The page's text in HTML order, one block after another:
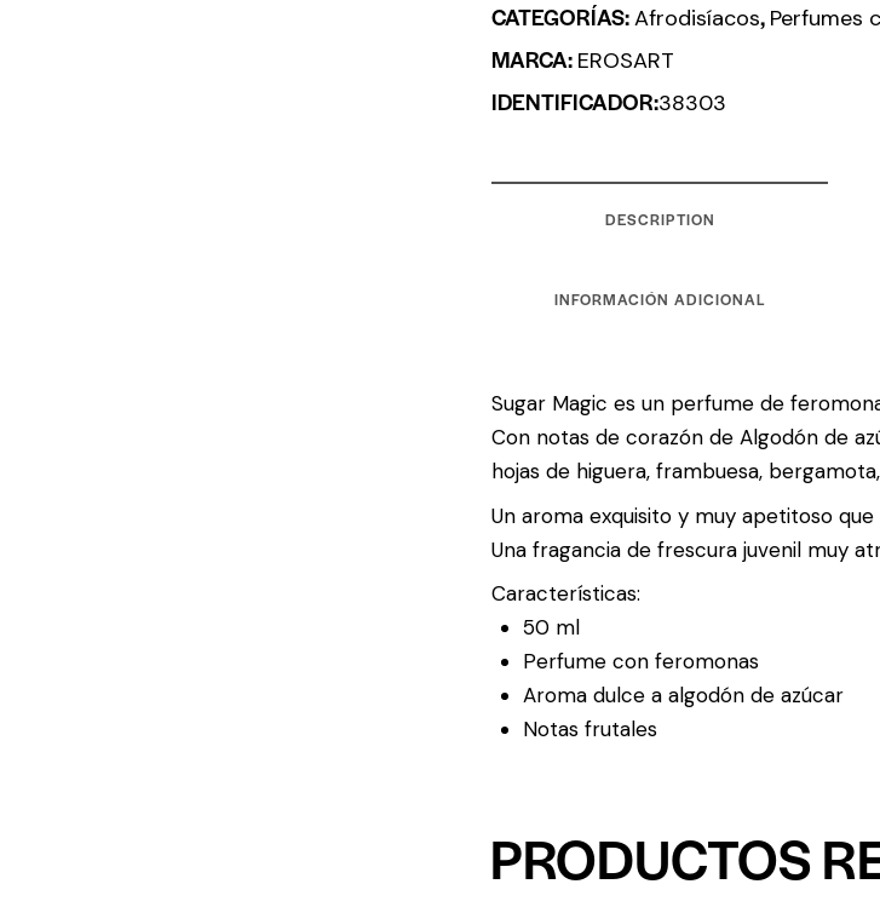
CATEGORÍAS:Afrodisíacos, Perfumes
MARCA: EROSART
IDENTIFICADOR:38303
DESCRIPTION
INFORMACIÓN ADICIONAL
Sugar Magic es un perfume de
Con notas de corazón de Algodón de
hojas de higuera, frambuesa,
Un aroma exquisito y muy apetitoso
Una fragancia de frescura juvenil muy
Características:
50 ml
Perfume con feromonas
Aroma dulce a algodón de azúcar
Notas frutales
PRODUCTOS